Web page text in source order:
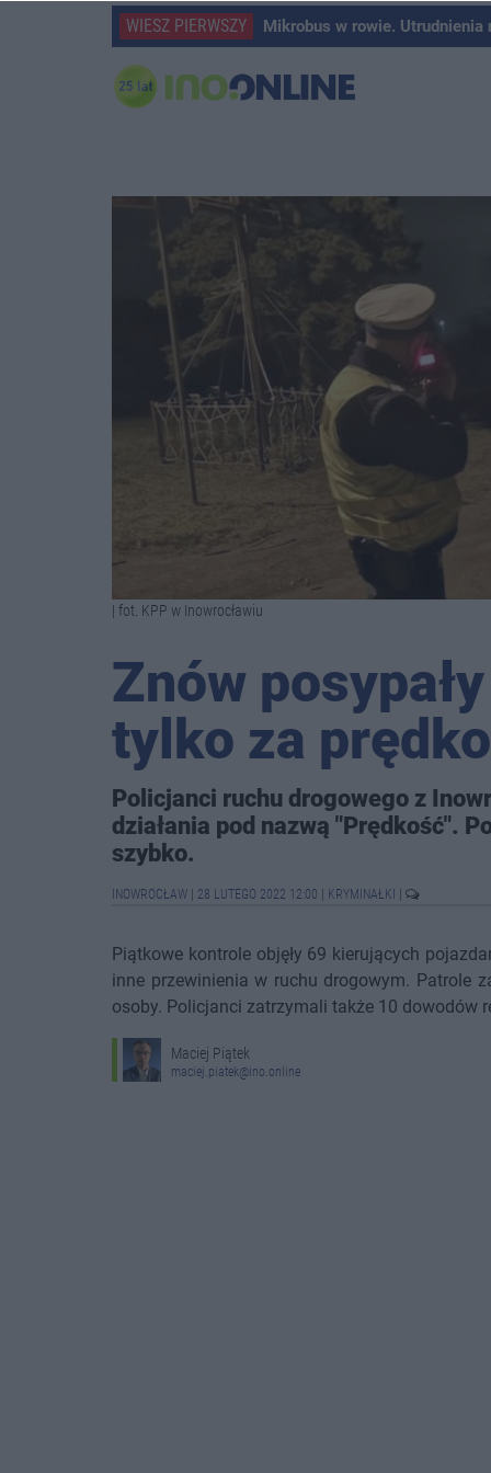
WIESZ PIERWSZY Mikrobus w rowie. Utrudnienia
| fot. KPP w Inowrocławiu
Znów
tylko za
Policjanci ruchu drogowego z
działania pod nazwą "Prędkość".
szybko.
INOWROCŁAW 28 LUTEGO 2022 12:00 KRYMINAŁKI
Piątkowe kontrole objęły 69 kierujących
inne przewinienia w ruchu drogowym. Patrole
osoby. Policjanci zatrzymali także 10 dowodów
Maciej Piątek
maciej.piatek@ino.online